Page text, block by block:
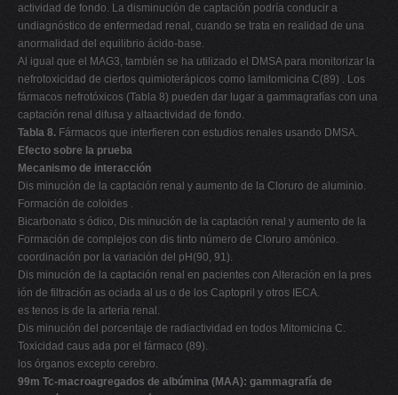
actividad de fondo. La disminución de captación podría conducir a
undiagnóstico de enfermedad renal, cuando se trata en realidad de una
anormalidad del equilibrio ácido-base.
Al igual que el MAG3, también se ha utilizado el DMSA para monitorizar la
nefrotoxicidad de ciertos quimioterápicos como lamitomicina C(89) . Los
fármacos nefrotóxicos (Tabla 8) pueden dar lugar a gammagrafías con una
captación renal difusa y altaactividad de fondo.
Tabla 8. Fármacos que interfieren con estudios renales usando DMSA.
Efecto sobre la prueba
Mecanismo de interacción
Dis minución de la captación renal y aumento de la Cloruro de aluminio.
Formación de coloides .
Bicarbonato s ódico, Dis minución de la captación renal y aumento de la
Formación de complejos con dis tinto número de Cloruro amónico.
coordinación por la variación del pH(90, 91).
Dis minución de la captación renal en pacientes con Alteración en la pres
ión de filtración as ociada al us o de los Captopril y otros IECA.
es tenos is de la arteria renal.
Dis minución del porcentaje de radiactividad en todos Mitomicina C.
Toxicidad caus ada por el fármaco (89).
los órganos excepto cerebro.
99m Tc-macroagregados de albúmina (MAA): gammagrafía de